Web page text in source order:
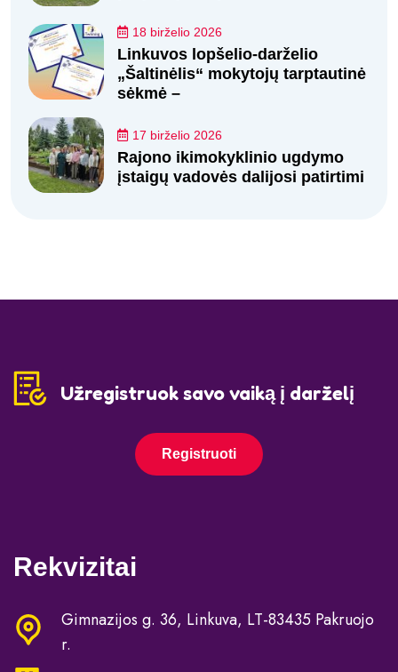
18 birželio 2026
Linkuvos lopšelio-darželio
„Šaltinėlis“ mokytojų tarptautinė
sėkmė –
17 birželio 2026
Rajono ikimokyklinio ugdymo
įstaigų vadovės dalijosi patirtimi
Užregistruok savo vaiką į darželį
Registruoti
Rekvizitai
Gimnazijos g. 36, Linkuva, LT-83435 Pakruojo
r.